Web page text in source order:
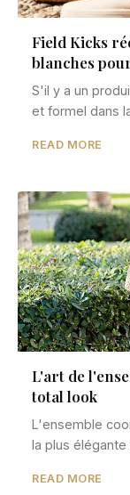
Field Kicks
blanches
S'il y a un
et formel dans
READ MORE
L'art de
total look
L'ensemble
la plus élégante
READ MORE